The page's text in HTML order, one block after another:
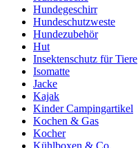
Hundegeschirr
Hundeschutzweste
Hundezubehör
Hut
Insektenschutz für Tiere
Isomatte
Jacke
Kajak
Kinder Campingartikel
Kochen & Gas
Kocher
Kühlboxen & Co.